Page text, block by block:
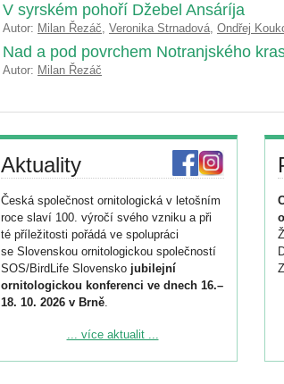
V syrském pohoří Džebel Ansáríja
Autor: Milan Řezáč, Veronika Strnadová, Ondřej
Nad a pod povrchem Notranjského
Autor: Milan Řezáč
Aktuality
Česká společnost ornitologická v letošním
roce slaví 100. výročí svého vzniku a při
té příležitosti pořádá ve spolupráci
se Slovenskou ornitologickou společností
SOS/BirdLife Slovensko jubilejní
ornitologickou konferenci ve dnech 16.–
18. 10. 2026 v Brně.
Podrobnější informace ke konferenci
... více aktualit ...